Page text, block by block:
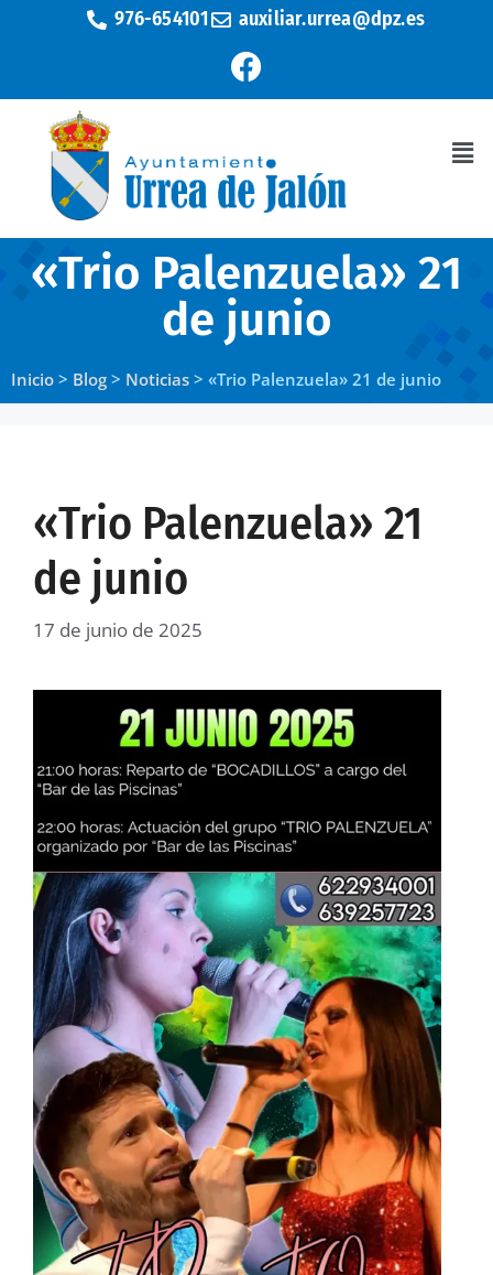
976-654101 auxiliar.urrea@dpz.es
«Trio Palenzuela» 21
de junio
Inicio > Blog > Noticias > «Trio Palenzuela» 21 de junio
«Trio Palenzuela» 21
de junio
17 de junio de 2025